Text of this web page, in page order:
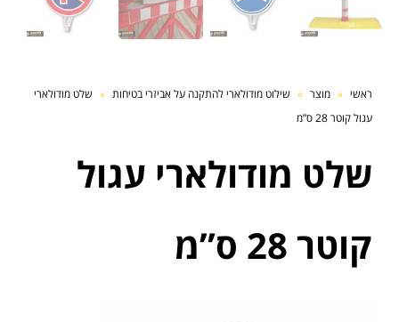
ראשי » מוצר » שילוט מודולארי להתקנה על אביזרי בטיחות » שלט מודולארי
עגול קוטר 28 ס”מ
שלט מודולארי עגול
קוטר 28 ס”מ